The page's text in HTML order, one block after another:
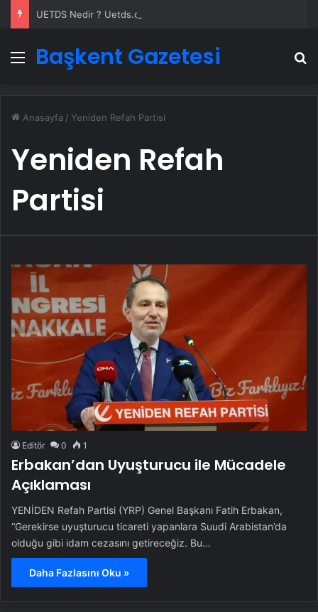
Menü
Başkent Gazetesi
Anasayfa / Yeniden Refah Partisi
Yeniden Refah
Partisi
Editör 0 1
Erbakan’dan Uyuşturucu ile Mücadele
Açıklaması
YENİDEN Refah Partisi (YRP) Genel Başkanı Fatih Erbakan,
“Gerekirse uyuşturucu ticareti yapanlara Suudi Arabistan’da
olduğu gibi idam cezasını getireceğiz. Bu…
Daha Fazlasını Oku »